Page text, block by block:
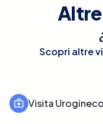
Scopri altre
Visita